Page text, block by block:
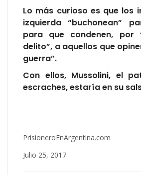
Lo más curioso es que los
izquierda “buchonean”
para que condenen, por
delito”, a aquellos que
guerra”.
Con ellos, Mussolini, el
escraches, estaría en su
PrisioneroEnArgentina.com
Julio 25, 2017